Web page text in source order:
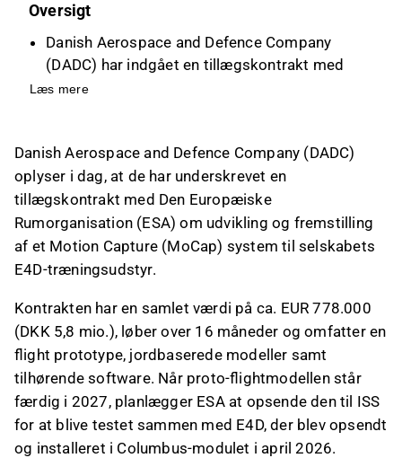
Oversigt
Danish Aerospace and Defence Company
(DADC) har indgået en tillægskontrakt med
ESA til en værdi af EUR 778.000 for udvikling af
Kontrakten, der løber over 16 måneder,
omfatter en flight prototype og jordbaserede
modeller, og forventes ikke at ændre DADC's
finansielle forventninger for 2026.
MoCap-teknologien udvider E4D-platformen til
at inkludere automatiseret, sensorbaseret
missioner som Artemis-måneprogrammet.
DADC ser potentiale i MoCap-teknologien til
specialiseret genoptræning af militært
personale, hvilket understøtter deres strategi
om at anvende rumteknologi i
forsvarssegmentet.
Læs mere
Danish Aerospace and Defence Company (DADC)
oplyser i dag, at de har underskrevet en
tillægskontrakt med Den Europæiske
Rumorganisation (ESA) om udvikling og fremstilling
af et Motion Capture (MoCap) system til selskabets
E4D-træningsudstyr.
Kontrakten har en samlet værdi på ca. EUR 778.000
(DKK 5,8 mio.), løber over 16 måneder og omfatter en
flight prototype, jordbaserede modeller samt
tilhørende software. Når proto-flightmodellen står
færdig i 2027, planlægger ESA at opsende den til ISS
for at blive testet sammen med E4D, der blev opsendt
og installeret i Columbus-modulet i april 2026.